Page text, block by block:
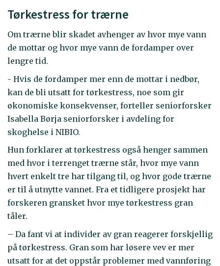
Tørkestress for trærne
Om trærne blir skadet avhenger av hvor mye vann
de mottar og hvor mye vann de fordamper over
lengre tid.
- Hvis de fordamper mer enn de mottar i nedbør,
kan de bli utsatt for tørkestress, noe som gir
økonomiske konsekvenser, forteller seniorforsker
Isabella Børja seniorforsker i avdeling for
skoghelse i NIBIO.
Hun forklarer at tørkestress også henger sammen
med hvor i terrenget trærne står, hvor mye vann
hvert enkelt tre har tilgang til, og hvor gode trærne
er til å utnytte vannet. Fra et tidligere prosjekt har
forskeren gransket hvor mye tørkestress gran
tåler.
– Da fant vi at individer av gran reagerer forskjellig
på tørkestress. Gran som har løsere vev er mer
utsatt for at det oppstår problemer med vannføring